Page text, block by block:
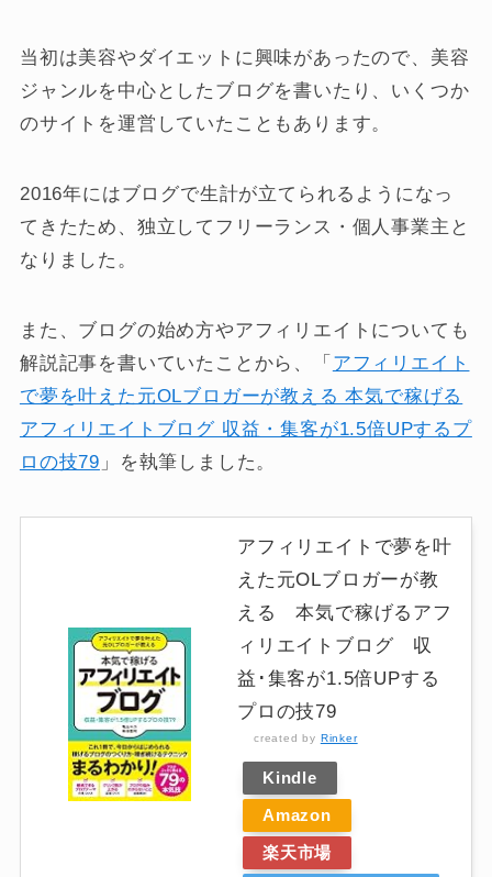
当初は美容やダイエットに興味があったので、美容
ジャンルを中心としたブログを書いたり、いくつか
のサイトを運営していたこともあります。
2016年にはブログで生計が立てられるようになっ
てきたため、独立してフリーランス・個人事業主と
なりました。
また、ブログの始め方やアフィリエイトについても
解説記事を書いていたことから、「 アフィリエイト
で夢を叶えた元OLブロガーが教える 本気で稼げる
アフィリエイトブログ 収益・集客が1.5倍UPするプ
ロの技79 」を執筆しました。
アフィリエイトで夢を叶
えた元OLブロガーが教
える 本気で稼げるアフ
ィリエイトブログ 収
益･集客が1.5倍UPする
プロの技79
created by Rinker
Kindle
Amazon
楽天市場